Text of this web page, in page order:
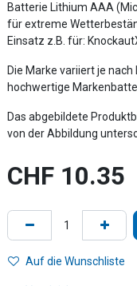
Batterie Lithium AAA
für extreme
Einsatz z.B. für:
Die Marke variiert je
hochwertige
Das abgebildete
von der Abbildung
CHF 10.35
Auf die Wunschliste